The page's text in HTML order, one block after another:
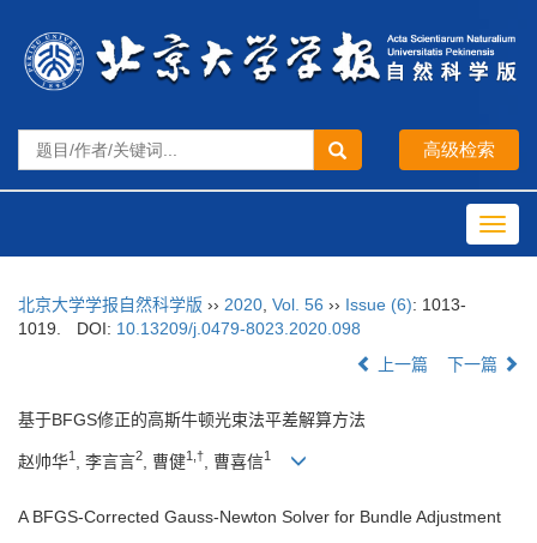
北京大学学报自然科学版 ›› 2020, Vol. 56 ›› Issue (6): 1013-
1019.
DOI: 10.13209/j.0479-8023.2020.098
上一篇
下一篇
基于BFGS修正的高斯牛顿光束法平差解算方法
赵帅华1 , 李言言2 , 曹健1,† , 曹喜信1
A BFGS-Corrected Gauss-Newton Solver for Bundle Adjustment